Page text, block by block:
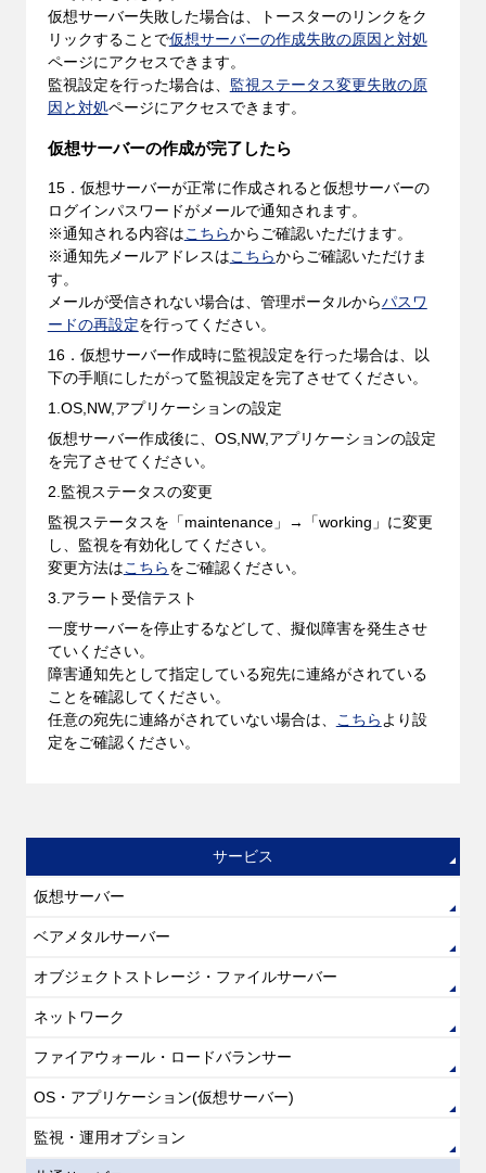
仮想サーバー失敗した場合は、トースターのリンクをク
リックすることで仮想サーバーの作成失敗の原因と対処
ページにアクセスできます。
監視設定を行った場合は、 監視ステータス変更失敗の原
因と対処ページにアクセスできます。
仮想サーバーの作成が完了したら
15．仮想サーバーが正常に作成されると仮想サーバーの
ログインパスワードがメールで通知されます。
※通知される内容はこちらからご確認いただけます。
※通知先メールアドレスはこちらからご確認いただけま
す。
メールが受信されない場合は、管理ポータルからパスワ
ードの再設定を行ってください。
16．仮想サーバー作成時に監視設定を行った場合は、以
下の手順にしたがって監視設定を完了させてください。
1.OS,NW,アプリケーションの設定
仮想サーバー作成後に、OS,NW,アプリケーションの設定
を完了させてください。
2.監視ステータスの変更
監視ステータスを「maintenance」→「working」に変更
し、監視を有効化してください。
変更方法はこちらをご確認ください。
3.アラート受信テスト
一度サーバーを停止するなどして、擬似障害を発生させ
ていください。
障害通知先として指定している宛先に連絡がされている
ことを確認してください。
任意の宛先に連絡がされていない場合は、 こちらより設
定をご確認ください。
サービス
仮想サーバー
ベアメタルサーバー
オブジェクトストレージ・ファイルサーバー
ネットワーク
ファイアウォール・ロードバランサー
OS・アプリケーション(仮想サーバー)
監視・運用オプション